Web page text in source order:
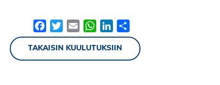
FacebookTwitterEmail WhatsApp
LinkedIn
TAKAISIN KUULUTUKSIIN